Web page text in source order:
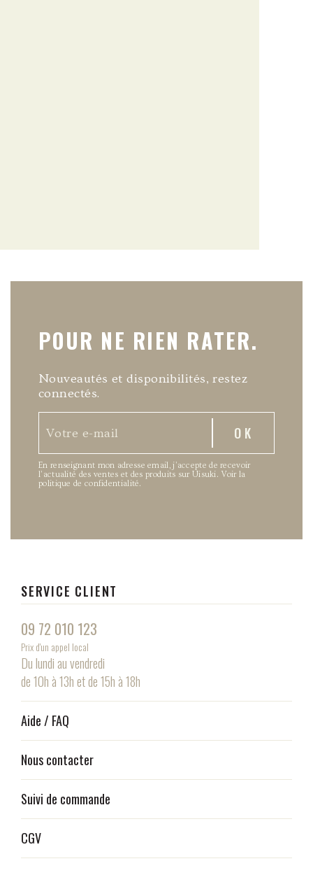
SERVICE CLIENT
09 72 010 123
Prix d'un appel local
Du lundi au vendredi
de 10h à 13h et de 15h à 18h
Aide / FAQ
Nous contacter
Suivi de commande
CGV
POUR NE RIEN RATER.
Nouveautés et disponibilités, restez
connectés.
En renseignant mon adresse email, j’accepte de recevoir
l’actualité des ventes et des produits sur Uisuki. Voir la
politique de confidentialité.